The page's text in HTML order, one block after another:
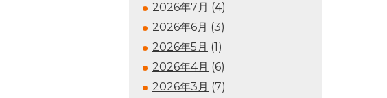
2026年7月 (4)
2026年6月 (3)
2026年5月 (1)
2026年4月 (6)
2026年3月 (7)